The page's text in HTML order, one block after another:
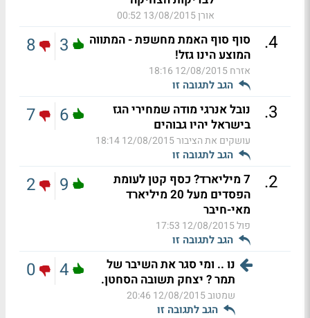
אורן13/08/2015 00:52
4
.
סוף סוף האמת מחשפת - המתווה
המוצע הינו גזל!
אזרח12/08/2015 18:16
הגב לתגובה זו
3
8
3
.
נובל אנרגי מודה שמחירי הגז
בישראל יהיו גבוהים
עושקים את הציבור12/08/2015 18:14
הגב לתגובה זו
6
7
2
.
7 מיליארד? כסף קטן לעומת
הפסדים מעל 20 מיליארד
מאי-חיבר
פול12/08/2015 17:53
הגב לתגובה זו
9
2
נו .. ומי סגר את השיבר של
תמר ? יצחק תשובה הסחטן.
שמטוב12/08/2015 20:46
הגב לתגובה זו
4
0